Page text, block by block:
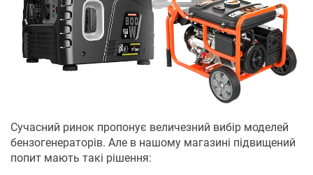
Сучасний ринок пропонує величезний вибір моделей
бензогенераторів. Але в нашому магазині підвищений
попит мають такі рішення: